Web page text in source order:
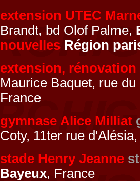
extension UTEC
Brandt, bd Olof Palme,
nouvelles Région
extension, rénovation
Maurice Baquet, rue
France
gymnase Alice Milliat
Coty, 11ter rue
stade Henry Jeanne
Bayeux, France